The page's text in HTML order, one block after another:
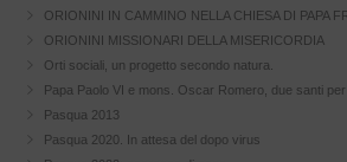
ORIONINI IN CAMMINO NELLA CHIESA DI PAPA
ORIONINI MISSIONARI DELLA MISERICORDIA
Orti sociali, un progetto secondo natura.
Papa Paolo VI e mons. Oscar Romero, due santi per
Pasqua 2013
Pasqua 2020. In attesa del dopo virus